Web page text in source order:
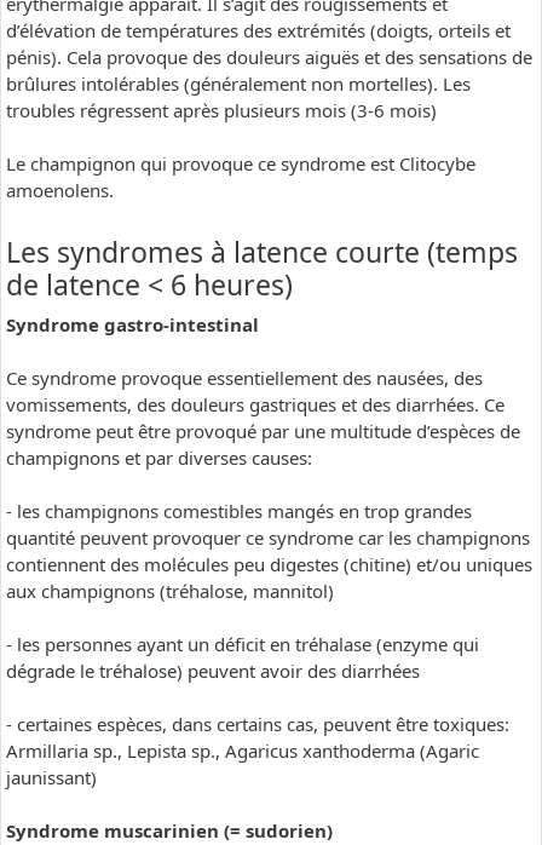
d’élévation de températures des extrémités (doigts, orteils et
pénis). Cela provoque des douleurs aiguës et des sensations de
brûlures intolérables (généralement non mortelles). Les
troubles régressent après plusieurs mois (3-6 mois)
Le champignon qui provoque ce syndrome est Clitocybe
amoenolens.
Les syndromes à latence courte (temps
de latence < 6 heures)
Syndrome gastro-intestinal
Ce syndrome provoque essentiellement des nausées, des
vomissements, des douleurs gastriques et des diarrhées. Ce
syndrome peut être provoqué par une multitude d’espèces de
champignons et par diverses causes:
- les champignons comestibles mangés en trop grandes
quantité peuvent provoquer ce syndrome car les champignons
contiennent des molécules peu digestes (chitine) et/ou uniques
aux champignons (tréhalose, mannitol)
- les personnes ayant un déficit en tréhalase (enzyme qui
dégrade le tréhalose) peuvent avoir des diarrhées
- certaines espèces, dans certains cas, peuvent être toxiques:
Armillaria sp., Lepista sp., Agaricus xanthoderma (Agaric
jaunissant)
Syndrome muscarinien (= sudorien)